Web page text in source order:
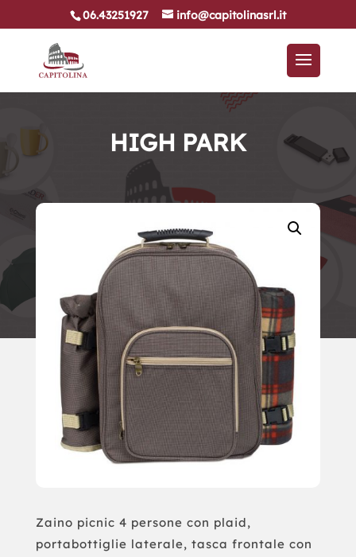
06.43251927 info@capitolinasrl.it
HIGH PARK
Zaino picnic 4 persone con plaid,
portabottiglie laterale, tasca frontale con